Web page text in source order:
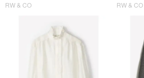
RW & CO RW & CO